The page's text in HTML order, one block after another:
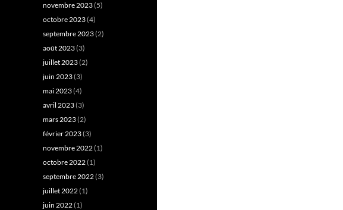
novembre 2023(5)
octobre 2023(4)
septembre 2023(2)
août 2023(3)
juillet 2023(2)
juin 2023(3)
mai 2023(4)
avril 2023(3)
mars 2023(2)
février 2023(3)
novembre 2022(1)
octobre 2022(1)
septembre 2022(3)
juillet 2022(1)
juin 2022(1)